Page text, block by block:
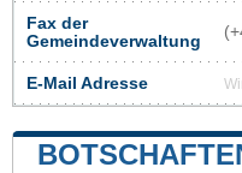
Fax der
Gemeindeverwaltung
E-Mail Adresse